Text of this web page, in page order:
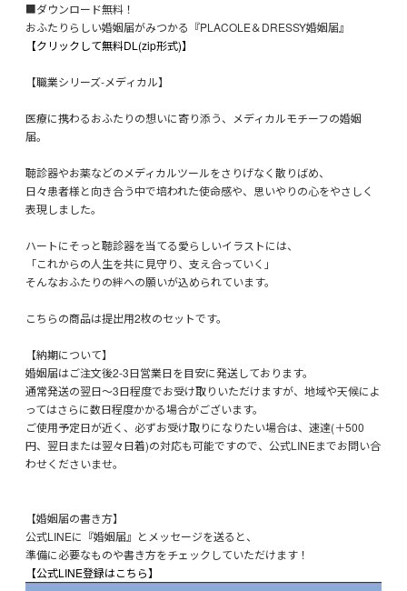
■ダウンロード無料！
おふたりらしい婚姻届がみつかる『PLACOLE＆DRESSY婚姻届』
【クリックして無料DL(zip形式)】
【職業シリーズ-メディカル】
医療に携わるおふたりの想いに寄り添う、メディカルモチーフの婚姻
届。
聴診器やお薬などのメディカルツールをさりげなく散りばめ、
日々患者様と向き合う中で培われた使命感や、思いやりの心をやさしく
表現しました。
ハートにそっと聴診器を当てる愛らしいイラストには、
「これからの人生を共に見守り、支え合っていく」
そんなおふたりの絆への願いが込められています。
こちらの商品は提出用2枚のセットです。
【納期について】
婚姻届はご注文後2-3日営業日を目安に発送しております。
通常発送の翌日～3日程度でお受け取りいただけますが、地域や天候によ
ってはさらに数日程度かかる場合がございます。
ご使用予定日が近く、必ずお受け取りになりたい場合は、速達(＋500
円、翌日または翌々日着)の対応も可能ですので、公式LINEまでお問い合
わせくださいませ。
【婚姻届の書き方】
公式LINEに『婚姻届』とメッセージを送ると、
準備に必要なものや書き方をチェックしていただけます！
【公式LINE登録はこちら】